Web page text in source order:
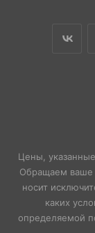
Цены,
Обращаем ваше
носит
каких
определяемой